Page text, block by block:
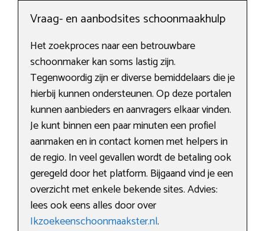
Vraag- en aanbodsites schoonmaakhulp
Het zoekproces naar een betrouwbare
schoonmaker kan soms lastig zijn.
Tegenwoordig zijn er diverse bemiddelaars die je
hierbij kunnen ondersteunen. Op deze portalen
kunnen aanbieders en aanvragers elkaar vinden.
Je kunt binnen een paar minuten een profiel
aanmaken en in contact komen met helpers in
de regio. In veel gevallen wordt de betaling ook
geregeld door het platform. Bijgaand vind je een
overzicht met enkele bekende sites. Advies:
lees ook eens alles door over
Ikzoekeenschoonmaakster.nl.